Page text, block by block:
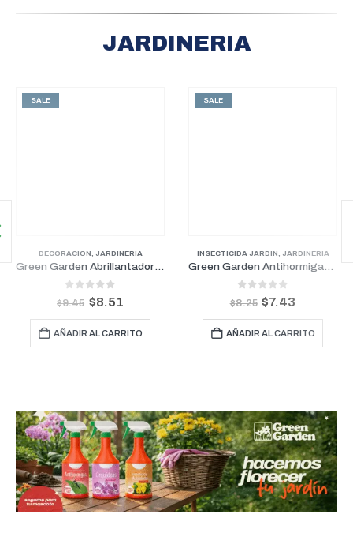
JARDINERIA
SALE
DECORACIÓN JARDINERÍA
Green Garden Abrillantador de Hojas 1 Litro
out of 5
$9.45 $8.51
AÑADIR AL CARRITO
SALE
INSECTICIDA JARDÍN JARDINERÍA
out of 5
$8.25 $7.43
AÑADIR AL CARRITO